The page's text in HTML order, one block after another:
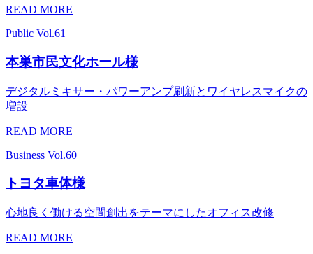
READ MORE
Public Vol.61
本巣市民文化ホール様
デジタルミキサー・パワーアンプ刷新とワイヤレスマイクの
増設
READ MORE
Business Vol.60
トヨタ車体様
心地良く働ける空間創出をテーマにしたオフィス改修
READ MORE